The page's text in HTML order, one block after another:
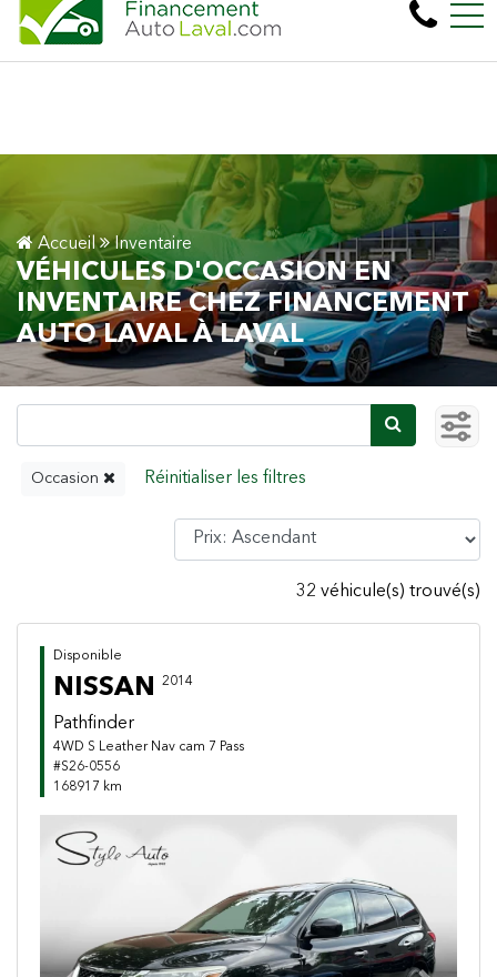
Plus de 600 véhicules! 100% Approuvé Prêt
450, boul. Cartier Ouest, Laval, QC, CA H7N 2L6
EN
Accueil Inventaire
VÉHICULES D'OCCASION EN
INVENTAIRE CHEZ FINANCEMENT
AUTO LAVAL À LAVAL
Occasion
32 véhicule(s) trouvé(s)
Disponible
NISSAN 2014
Pathfinder
4WD S Leather Nav cam 7 Pass
#S26-0556
168917 km